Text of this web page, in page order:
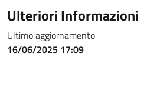
Ulteriori Informazioni
Ultimo aggiornamento
16/06/2025 17:09